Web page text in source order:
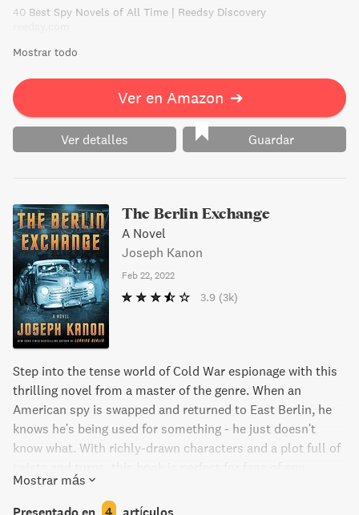
40 Best Spy Novels of All Time | Reedsy Discovery
Mostrar todo
Ver en Amazon ➔
Ver detalles Guardar
The Berlin Exchange
A Novel
Joseph Kanon
Feb 22, 2022
3.9 (3k)
Step into the tense world of Cold War espionage with this
thrilling novel from a master of the genre. When an
American spy is swapped and returned to East Berlin, he
knows he's being used for something - he just doesn't
know what. With richly-drawn characters and a plot full of
thrillers.
Mostrar más